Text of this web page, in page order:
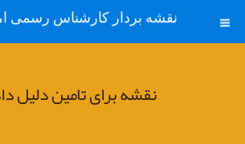
نقشه بردار کارشناس رسمی
نقشه برای تامین دلیل